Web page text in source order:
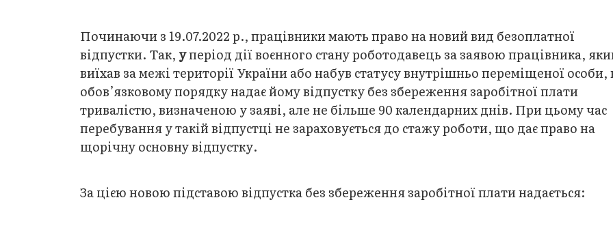
Починаючи з 19.07.2022 р., працівники мають право на новий вид безоплатної
відпустки. Так, уперіод дії воєнного стану роботодавець за заявою працівника,
виїхав за межі території України або набув статусу внутрішньо переміщеної особи,
обов’язковому порядку надає йому відпустку без збереження заробітної плати
тривалістю, визначеною у заяві, але не більше 90 календарних днів. При цьому час
перебування у такій відпустці не зараховується до стажу роботи, що дає право на
щорічну основну відпустку.
За цією новою підставою відпустка без збереження заробітної плати надається: